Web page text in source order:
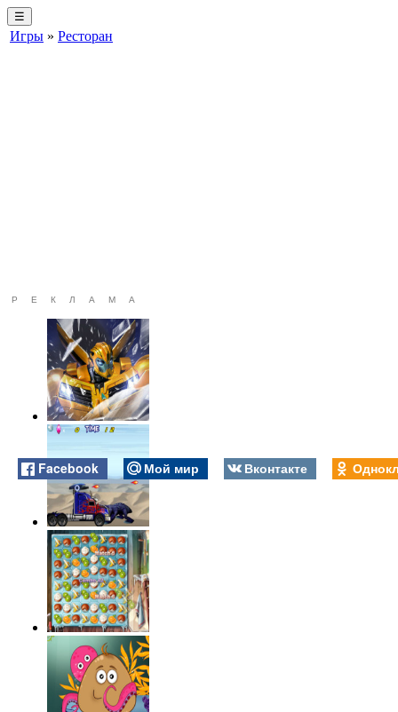
☰
Игры » Ресторан
РЕКЛАМА
Facebook Мой мир Вконтакте